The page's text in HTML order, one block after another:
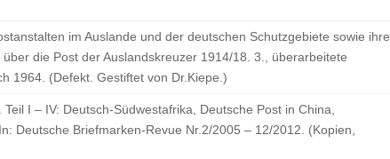
im Auslande und der deutschen Schutzgebiete sowie ihre
die Post der Auslandskreuzer 1914/18. 3., überarbeitete
1964. (Defekt. Gestiftet von Dr.Kiepe.)
I – IV: Deutsch-Südwestafrika, Deutsche Post in China,
Deutsche Briefmarken-Revue Nr.2/2005 – 12/2012. (Kopien,